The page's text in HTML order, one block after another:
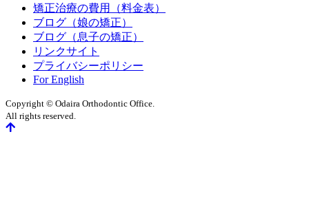
矯正治療の費用（料金表）
ブログ（娘の矯正）
ブログ（息子の矯正）
リンクサイト
プライバシーポリシー
For English
Copyright © Odaira Orthodontic Office.
All rights reserved.